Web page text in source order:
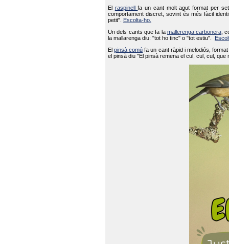
El raspinellfa un cant molt agut format per
comportament discret, sovint és més fàcil
petit".
Escolta-ho.
Un dels cants que fa la mallerenga carbonera ,
la mallarenga diu: "tot ho tinc" o "tot estiu".
Elpinsà comú fa un cant ràpid i melodiós,
el pinsà diu "El pinsà remena el cul, cul, cul,